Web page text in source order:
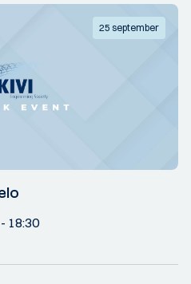
25 september
18:30